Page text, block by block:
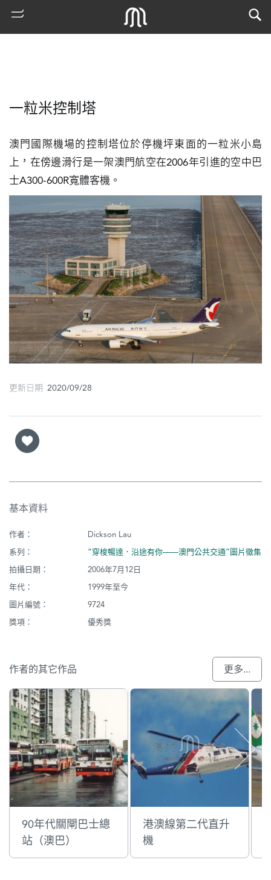
搜
索
古
地
圖
媽
閣
寺
街
一粒米控制塔
澳門國際機場的控制塔位於停機坪東面的一粒米小島
上，在傍邊滑行是一架澳門航空在2006年引進的空中巴
士A300-600R寬體客機。
更新日期 2020/09/28
基本資料
作者：
Dickson Lau
系列：
“穿梭暢達．沿途有你——澳門公共交通”圖片徵集
拍攝日期：
2006年7月12日
年代：
1999年至今
圖片編號：
9724
獎項：
優秀獎
作者的其它作品 更多...
90年代關閘巴士總
站（澳巴）
港澳線第二代直升
機